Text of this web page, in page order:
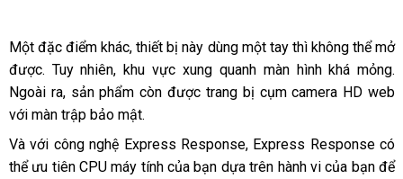
Một đặc điểm khác, thiết bị này dùng một tay thì không thể mở
được. Tuy nhiên, khu vực xung quanh màn hình khá mỏng.
Ngoài ra, sản phẩm còn được trang bị cụm camera HD web
với màn trập bảo mật.
Và với công nghệ Express Response, Express Response có
thể ưu tiên CPU máy tính của bạn dựa trên hành vi của bạn để